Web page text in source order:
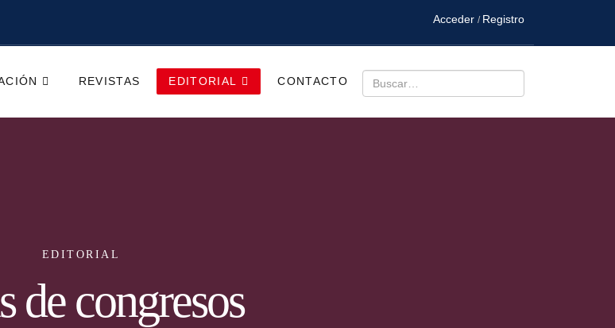
Acceder / Registro
Buscar
REVISTAS EDITORIAL CONTACTO
EDITORIAL
de congresos